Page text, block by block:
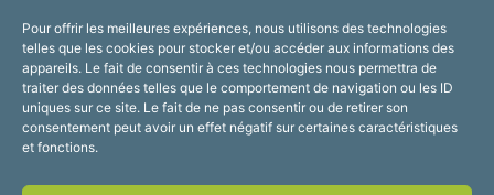
Pour offrir les meilleures expériences, nous utilisons des technologies
telles que les cookies pour stocker et/ou accéder aux informations des
appareils. Le fait de consentir à ces technologies nous permettra de
traiter des données telles que le comportement de navigation ou les ID
uniques sur ce site. Le fait de ne pas consentir ou de retirer son
consentement peut avoir un effet négatif sur certaines caractéristiques
et fonctions.